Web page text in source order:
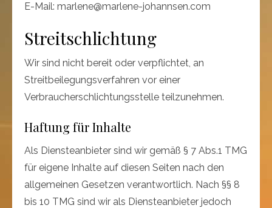
E-Mail: marlene@marlene-johannsen.com
Streitschlichtung
Wir sind nicht bereit oder verpflichtet, an
Streitbeilegungsverfahren vor einer
Verbraucherschlichtungsstelle teilzunehmen.
Haftung für Inhalte
Als Diensteanbieter sind wir gemäß § 7 Abs.1 TMG
für eigene Inhalte auf diesen Seiten nach den
allgemeinen Gesetzen verantwortlich. Nach §§ 8
bis 10 TMG sind wir als Diensteanbieter jedoch